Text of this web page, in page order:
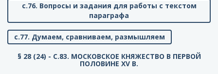
с.76. Вопросы и задания для работы с текстом
параграфа
с.77. Думаем, сравниваем, размышляем
§ 28 (24) - C.83. МОСКОВСКОЕ КНЯЖЕСТВО В ПЕРВОЙ
ПОЛОВИНЕ XV В.